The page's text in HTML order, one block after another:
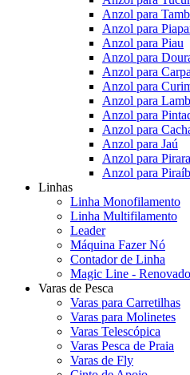
Anzol para
Anzol para
Anzol para Piau
Anzol para
Anzol para Carpa
Anzol para
Anzol para
Anzol para
Anzol para
Anzol para Jaú
Anzol para
Anzol para
Linhas
Linha Monofilamento
Linha Multifilamento
Leader
Máquina Fazer Nó
Contador de Linha
Magic Line -
Varas de Pesca
Varas para Carretilhas
Varas para Molinetes
Varas Telescópica
Varas Pesca de Praia
Varas de Fly